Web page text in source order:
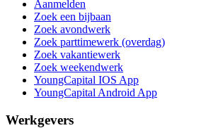
Aanmelden
Zoek een bijbaan
Zoek avondwerk
Zoek parttimewerk (overdag)
Zoek vakantiewerk
Zoek weekendwerk
YoungCapital IOS App
YoungCapital Android App
Werkgevers